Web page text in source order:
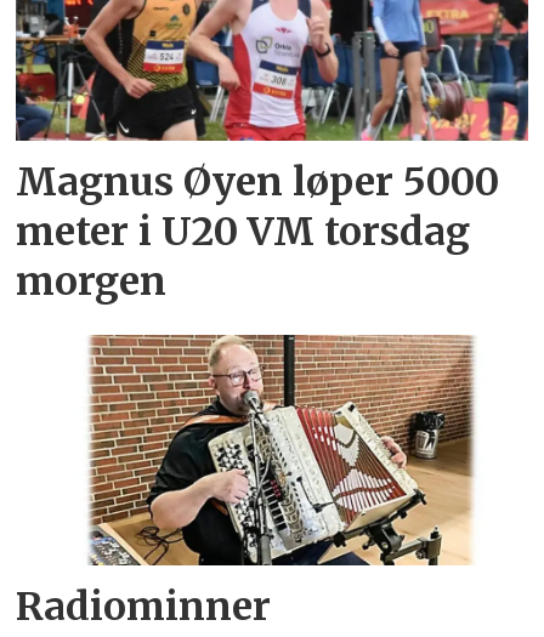
Magnus Øyen løper 5000
meter i U20 VM torsdag
morgen
Radiominner